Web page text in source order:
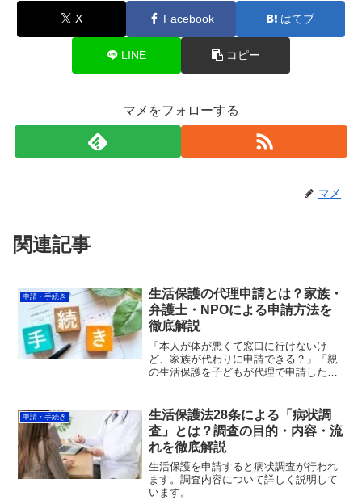
X Facebook はてブ
LINE コピー
マメをフォローする
マメ
関連記事
申請・手続き
生活保護の代理申請とは？家族・
弁護士・NPOによる申請方法を
徹底解説
「本人が体が悪くて窓口に行けないけ
ど、家族が代わりに申請できる？」「親
の生活保護を子どもが代理で申請した
に関する疑問は非常に多く、「本人が行
かないと申請できない」とい...
申請・手続き
生活保護法28条による「病状調
査」とは？調査の目的・内容・流
れを徹底解説
生活保護を申請すると病状調査が行われ
ます。調査内容について詳しく説明して
います。